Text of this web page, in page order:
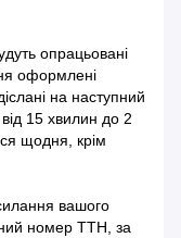
опрацьовані
оформлені
на наступний
15 хвилин до 2
щодня, крім
вашого
номер ТТН, за